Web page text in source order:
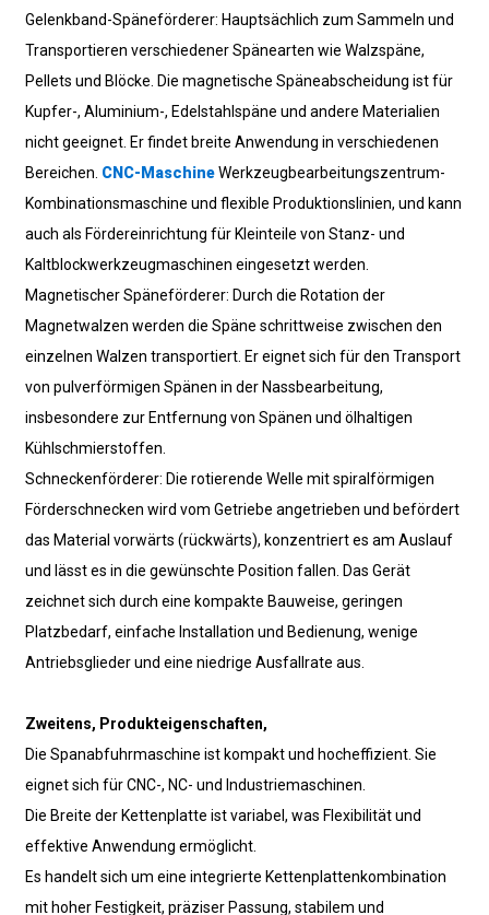
Gelenkband-Späneförderer: Hauptsächlich zum Sammeln und
Transportieren verschiedener Spänearten wie Walzspäne,
Pellets und Blöcke. Die magnetische Späneabscheidung ist für
Kupfer-, Aluminium-, Edelstahlspäne und andere Materialien
nicht geeignet. Er findet breite Anwendung in verschiedenen
Bereichen. CNC-MaschineWerkzeugbearbeitungszentrum-
Kombinationsmaschine und flexible Produktionslinien, und kann
auch als Fördereinrichtung für Kleinteile von Stanz- und
Kaltblockwerkzeugmaschinen eingesetzt werden.
Magnetischer Späneförderer: Durch die Rotation der
Magnetwalzen werden die Späne schrittweise zwischen den
einzelnen Walzen transportiert. Er eignet sich für den Transport
von pulverförmigen Spänen in der Nassbearbeitung,
insbesondere zur Entfernung von Spänen und ölhaltigen
Kühlschmierstoffen.
Schneckenförderer: Die rotierende Welle mit spiralförmigen
Förderschnecken wird vom Getriebe angetrieben und befördert
das Material vorwärts (rückwärts), konzentriert es am Auslauf
und lässt es in die gewünschte Position fallen. Das Gerät
zeichnet sich durch eine kompakte Bauweise, geringen
Platzbedarf, einfache Installation und Bedienung, wenige
Antriebsglieder und eine niedrige Ausfallrate aus.
Zweitens, Produkteigenschaften,
Die Spanabfuhrmaschine ist kompakt und hocheffizient. Sie
eignet sich für CNC-, NC- und Industriemaschinen.
Die Breite der Kettenplatte ist variabel, was Flexibilität und
effektive Anwendung ermöglicht.
Es handelt sich um eine integrierte Kettenplattenkombination
mit hoher Festigkeit, präziser Passung, stabilem und